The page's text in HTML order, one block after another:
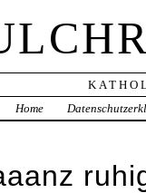
Home